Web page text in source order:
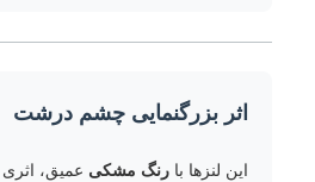
اثر بزرگنمایی چشم درشت
این لنزها با رنگ مشکی عمیق،